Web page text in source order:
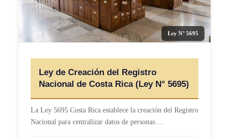
Ley N° 5695
Ley de Creación del Registro
Nacional de Costa Rica (Ley N° 5695)
La Ley 5695 Costa Rica establece la creación del Registro
Nacional para centralizar datos de personas.…